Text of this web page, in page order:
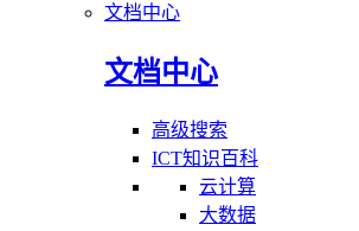
文档中心
文档中心
高级搜索
ICT知识百科
云计算
大数据